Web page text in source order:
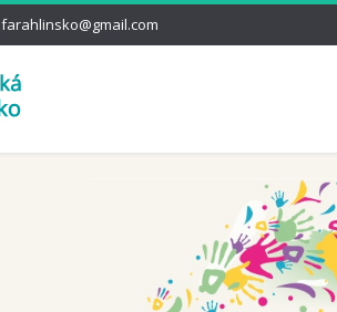
farahlinsko@gmail.com